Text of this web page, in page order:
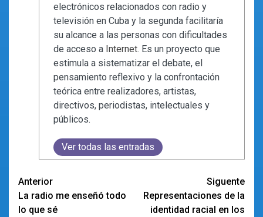
electrónicos relacionados con radio y
televisión en Cuba y la segunda facilitaría
su alcance a las personas con dificultades
de acceso a Internet. Es un proyecto que
estimula a sistematizar el debate, el
pensamiento reflexivo y la confrontación
teórica entre realizadores, artistas,
directivos, periodistas, intelectuales y
públicos.
Ver todas las entradas
Navegación
de
Anterior
La radio me enseñó todo
lo que sé
Siguente
Representaciones de la
identidad racial en los